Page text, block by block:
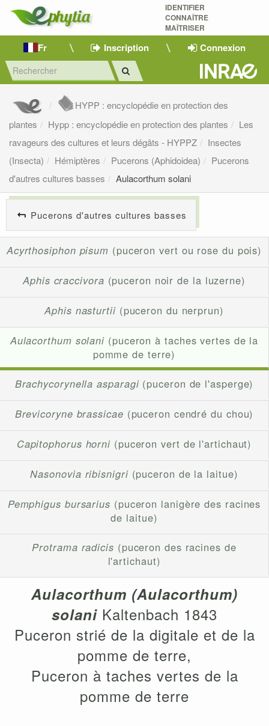
IDENTIFIER
CONNAÎTRE
MAÎTRISER
Fr Inscription Connexion
HYPP : encyclopédie en protection des
plantes
Hypp : encyclopédie en protection des plantes
Les
ravageurs des cultures et leurs dégâts - HYPPZ
Insectes
(Insecta)
Hémiptères Pucerons (Aphidoidea)
Pucerons
d'autres cultures basses
Aulacorthum solani
Pucerons d'autres cultures basses
Acyrthosiphon pisum (puceron vert ou rose du pois)
Aphis craccivora (puceron noir de la luzerne)
Aphis nasturtii(puceron du nerprun)
Aulacorthum solani (puceron à taches vertes de la
pomme de terre)
Brachycorynella asparagi(puceron de l'asperge)
Brevicoryne brassicae (puceron cendré du chou)
Capitophorus horni (puceron vert de l'artichaut)
Nasonovia ribisnigri(puceron de la laitue)
Pemphigus bursarius (puceron lanigère des racines
de laitue)
Protrama radicis (puceron des racines de
l'artichaut)
Aulacorthum (Aulacorthum)
solani Kaltenbach 1843
Puceron strié de la digitale et de la
pomme de terre,
Puceron à taches vertes de la
pomme de terre